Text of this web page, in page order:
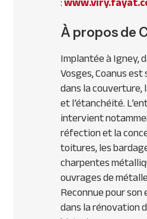
À propos de
Implantée à Igney,
Vosges, Coanus
dans la couverture,
et l’étanchéité.
intervient
réfection et la
toitures, les
charpentes
ouvrages de
Reconnue pour
dans la rénovation